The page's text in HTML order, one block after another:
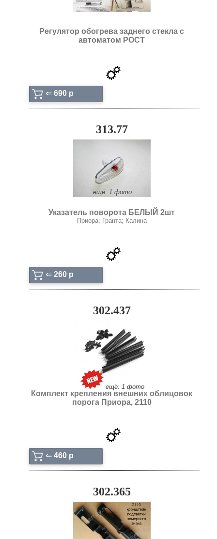
Регулятор обогрева заднего стекла с
автоматом РОСТ
⇐ 690 p
313.77
ещё: 1 фото
Указатель поворота БЕЛЫЙ 2шт
Приора; Гранта; Калина
⇐ 260 p
302.437
ещё: 1 фото
Комплект крепления внешних облицовок
порога Приора, 2110
⇐ 460 p
302.365